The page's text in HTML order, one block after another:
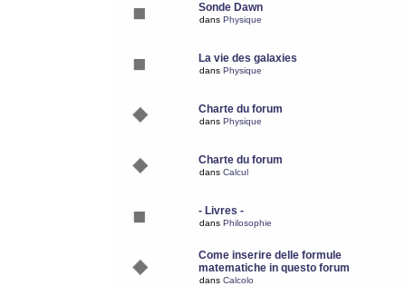
Sonde Dawn
dans Physique
La vie des galaxies
dans Physique
Charte du forum
dans Physique
Charte du forum
dans Calcul
- Livres -
dans Philosophie
Come inserire delle formule
matematiche in questo forum
dans Calcolo